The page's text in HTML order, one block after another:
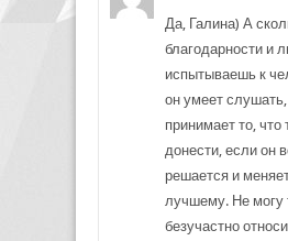
Да, Галина) А
благодарности и
испытываешь к
он умеет
принимает то,
донести, если он
решается и
лучшему. Не могу
безучастно